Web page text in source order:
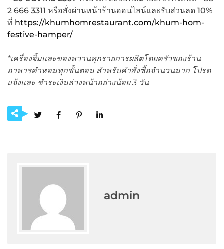
2 666 3311 หรือสั่งผ่านหน้าร้านออนไลน์และรับส่วนลด 10%
ที่ https://khumhomrestaurant.com/khum-hom-
festive-hamper/
*เครื่องจิ้มและของหวานทุกรายการผลิตโดยครัวของร้าน
อาหารคำหอมทุกขั้นตอน สำหรับคำสั่งซื้อจำนวนมาก โปรด
แจ้งและ ชำระเงินล่วงหน้าอย่างน้อย 3 วัน
admin